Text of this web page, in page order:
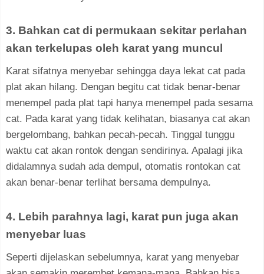
3. Bahkan cat di permukaan sekitar perlahan
akan terkelupas oleh karat yang muncul
Karat sifatnya menyebar sehingga daya lekat cat pada
plat akan hilang. Dengan begitu cat tidak benar-benar
menempel pada plat tapi hanya menempel pada sesama
cat. Pada karat yang tidak kelihatan, biasanya cat akan
bergelombang, bahkan pecah-pecah. Tinggal tunggu
waktu cat akan rontok dengan sendirinya. Apalagi jika
didalamnya sudah ada dempul, otomatis rontokan cat
akan benar-benar terlihat bersama dempulnya.
4. Lebih parahnya lagi, karat pun juga akan
menyebar luas
Seperti dijelaskan sebelumnya, karat yang menyebar